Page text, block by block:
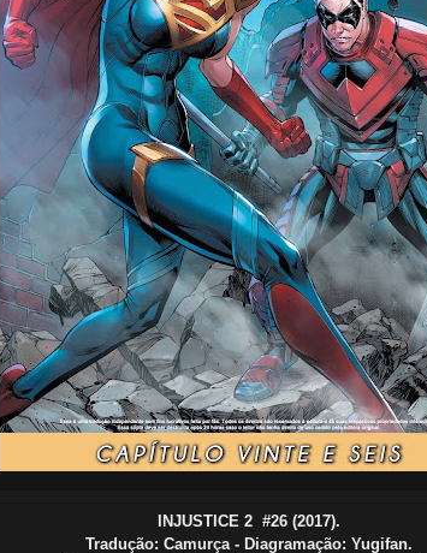
INJUSTICE 2 #26 (2017).
Tradução: Camurça - Diagramação: Yugifan.